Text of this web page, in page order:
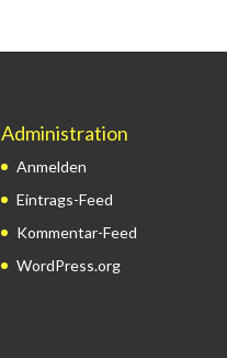
Administration
Anmelden
Eintrags-Feed
Kommentar-Feed
WordPress.org